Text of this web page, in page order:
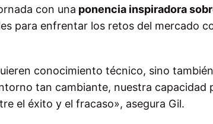
con una ponencia inspiradora
para enfrentar los retos del mercado
conocimiento técnico, sino
tan cambiante, nuestra capacidad
el éxito y el fracaso», asegura Gil.